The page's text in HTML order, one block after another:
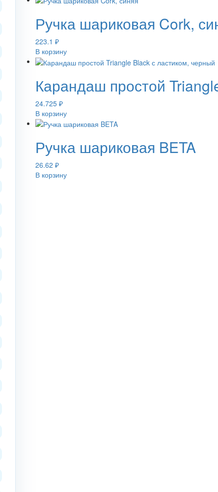
Ручка шариковая Cork,
223.1 ₽
В корзину
Карандаш простой
24.725 ₽
В корзину
Ручка шариковая BETA
26.62 ₽
В корзину